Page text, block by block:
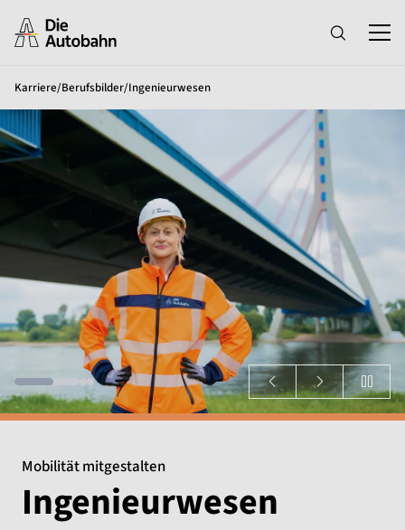
Karriere/Berufsbilder/Ingenieurwesen
Mobilität mitgestalten
Ingenieurwesen